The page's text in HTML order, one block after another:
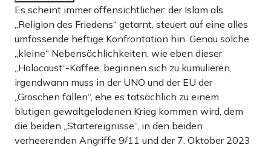
Es scheint immer offensichtlicher: der Islam als
„Religion des Friedens“ getarnt, steuert auf eine alles
umfassende heftige Konfrontation hin. Genau solche
„kleine“ Nebensächlichkeiten, wie eben dieser
„Holocaust“-Kaffee, beginnen sich zu kumulieren,
irgendwann muss in der UNO und der EU der
„Groschen fallen“, ehe es tatsächlich zu einem
blutigen gewaltgeladenen Krieg kommen wird, dem
die beiden „Startereignisse“, in den beiden
verheerenden Angriffe 9/11 und der 7. Oktober 2023